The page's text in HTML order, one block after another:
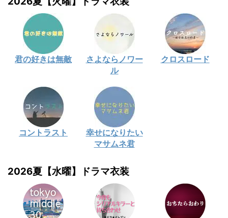
君の好きは無敵
さよならノワー
ル
クロスロード
コントラスト
幸せになりたい
マサムネ君
2026夏【水曜】ドラマ衣装